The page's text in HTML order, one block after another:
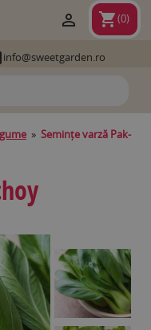
shopping_cart(0)

info@sweetgarden.ro
» Semințe varză Pak-